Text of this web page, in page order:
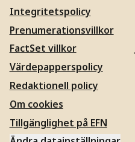
Integritetspolicy
Prenumerationsvillkor
FactSet villkor
Värdepapperspolicy
Redaktionell policy
Om cookies
Tillgänglighet på EFN